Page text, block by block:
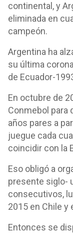
continental, y
eliminada en
campeón.
Argentina ha
su última
de Ecuador-
En octubre de
Conmebol para
años pares a
juegue cada
coincidir con la
Eso obligó a
presente siglo-
consecutivos,
2015 en Chile y
Entonces se